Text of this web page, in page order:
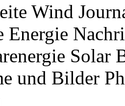
Wind
Energie
Solar
und Bilder